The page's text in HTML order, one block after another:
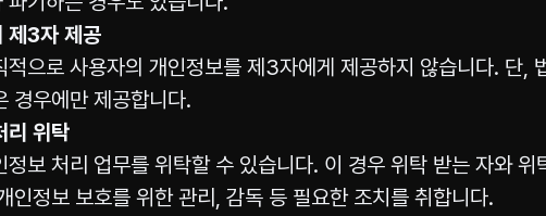
제3자 제공
적으로 사용자의 개인정보를 제3자에게 제공하지 않습니다. 단,
경우에만 제공합니다.
리 위탁
정보 처리 업무를 위탁할 수 있습니다. 이 경우 위탁 받는 자와
인정보 보호를 위한 관리, 감독 등 필요한 조치를 취합니다.